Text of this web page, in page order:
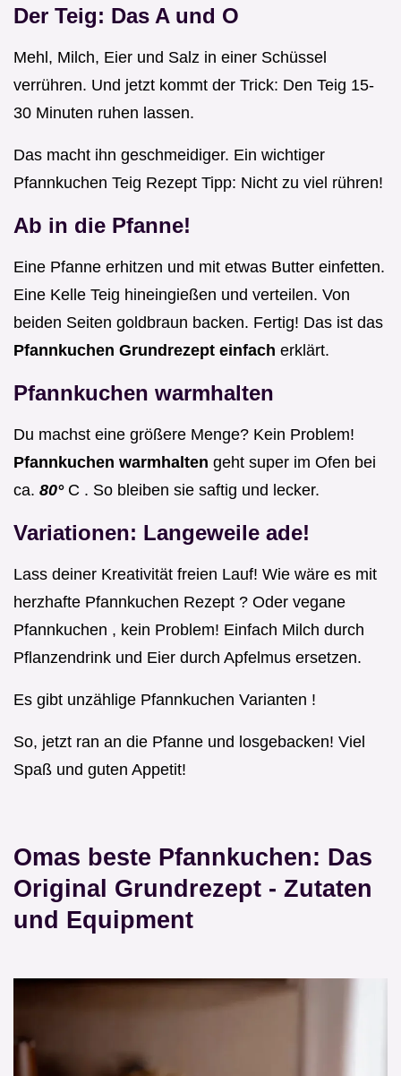
Der Teig: Das A und O
Mehl, Milch, Eier und Salz in einer Schüssel
verrühren. Und jetzt kommt der Trick: Den Teig 15-
30 Minuten ruhen lassen.
Das macht ihn geschmeidiger. Ein wichtiger
Pfannkuchen Teig Rezept Tipp: Nicht zu viel rühren!
Ab in die Pfanne!
Eine Pfanne erhitzen und mit etwas Butter einfetten.
Eine Kelle Teig hineingießen und verteilen. Von
beiden Seiten goldbraun backen. Fertig! Das ist das
Pfannkuchen Grundrezept einfach erklärt.
Pfannkuchen warmhalten
Du machst eine größere Menge? Kein Problem!
Pfannkuchen warmhalten geht super im Ofen bei
ca. 80° C . So bleiben sie saftig und lecker.
Variationen: Langeweile ade!
Lass deiner Kreativität freien Lauf! Wie wäre es mit
herzhafte Pfannkuchen Rezept ? Oder vegane
Pfannkuchen , kein Problem! Einfach Milch durch
Pflanzendrink und Eier durch Apfelmus ersetzen.
Es gibt unzählige Pfannkuchen Varianten !
So, jetzt ran an die Pfanne und losgebacken! Viel
Spaß und guten Appetit!
Omas beste Pfannkuchen: Das
Original Grundrezept - Zutaten
und Equipment